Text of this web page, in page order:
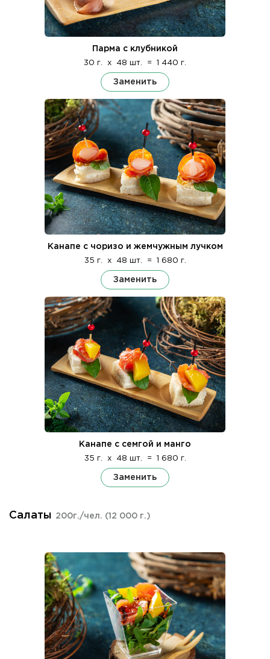
Парма с клубникой
30 г. x 48 шт. = 1 440 г.
Заменить
Канапе с чоризо и жемчужным лучком
35 г. x 48 шт. = 1 680 г.
Заменить
Канапе с семгой и манго
35 г. x 48 шт. = 1 680 г.
Заменить
Салаты 200г./чел. (12 000 г.)